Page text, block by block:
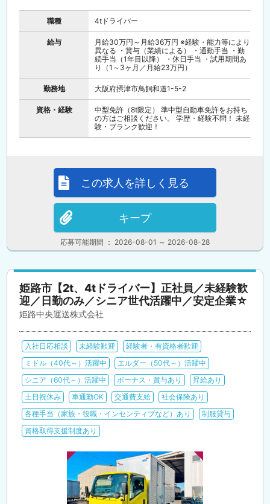
職種 4tドライバー
給与
月給30万円～月給36万円 ※経験・能力等により
異なる ・賞与（業績による） ・通勤手当 ・勤
続手当（1年目以降） ・休日手当 ・試用期間あ
り（1～3ヶ月／月給23万円）
勤務地 大阪府摂津市鳥飼和道1-5-2
資格・経験
中型免許（8t限定） 準中型自動車免許をお持ち
の方はご相談ください。 学歴・経験不問！ 未経
験・ブランク歓迎！
応募可能期間 ： 2026-08-01 ～ 2026-08-28
この求人を詳しく見る
キープ
姫路市【2t、4tドライバー】正社員／未経験歓
迎／日勤のみ／シニア世代活躍中／安定企業☆
姫路中央運送株式会社
入社日応相談 未経験歓迎
経験者・有資格者歓迎
ミドル（40代～）活躍中
エルダー（50代～）活躍中
シニア（60代～）活躍中
ボーナス・賞与あり
昇給あり
土日祝休み
車通勤OK 交通費支給
社会保険あり
各種手当（家族・役職・インセンティブなど）あり
制服貸与
資格取得支援制度あり